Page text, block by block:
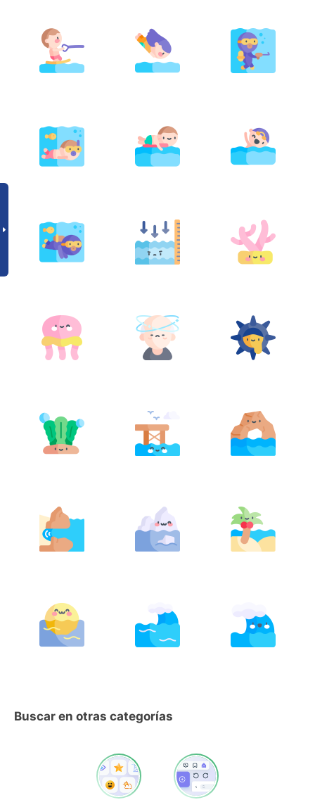
Buscar en otras categorías